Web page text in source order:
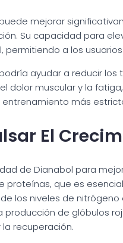
mejorar
Su capacidad para
permitiendo a los
ayudar a reducir
dolor muscular y la
entrenamiento más
El
de Dianabol para
proteínas, que es
los niveles de
producción de glóbulos
recuperación.